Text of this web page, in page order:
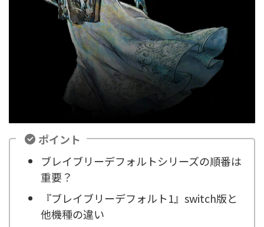
ポイント
ブレイブリーデフォルトシリーズの順番は
重要？
『ブレイブリーデフォルト1』switch版と
他機種の違い